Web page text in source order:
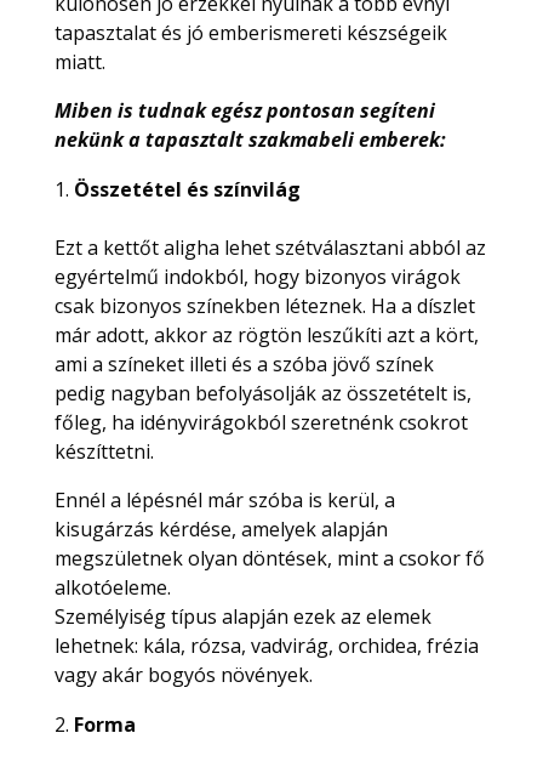
tapasztalat és jó emberismereti készségeik
miatt.
Miben is tudnak egész pontosan segíteni
nekünk a tapasztalt szakmabeli emberek:
Összetétel és színvilág
Ezt a kettőt aligha lehet szétválasztani abból az
egyértelmű indokból, hogy bizonyos virágok
csak bizonyos színekben léteznek. Ha a díszlet
már adott, akkor az rögtön leszűkíti azt a kört,
ami a színeket illeti és a szóba jövő színek
pedig nagyban befolyásolják az összetételt is,
főleg, ha idényvirágokból szeretnénk csokrot
készíttetni.
Ennél a lépésnél már szóba is kerül, a
kisugárzás kérdése, amelyek alapján
megszületnek olyan döntések, mint a csokor fő
alkotóeleme.
Személyiség típus alapján ezek az elemek
lehetnek: kála, rózsa, vadvirág, orchidea, frézia
vagy akár bogyós növények.
Forma